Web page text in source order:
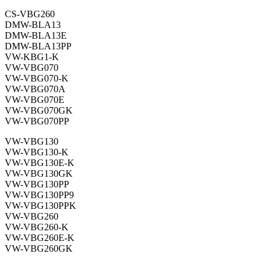
CS-VBG260
DMW-BLA13
DMW-BLA13E
DMW-BLA13PP
VW-KBG1-K
VW-VBG070
VW-VBG070-K
VW-VBG070A
VW-VBG070E
VW-VBG070GK
VW-VBG070PP
VW-VBG130
VW-VBG130-K
VW-VBG130E-K
VW-VBG130GK
VW-VBG130PP
VW-VBG130PP9
VW-VBG130PPK
VW-VBG260
VW-VBG260-K
VW-VBG260E-K
VW-VBG260GK